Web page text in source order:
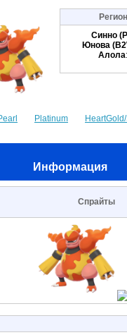
Синно
Юнова
Алола
Platinum
Информация
Спрайты